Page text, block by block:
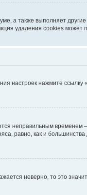
а также выполняет
удаления cookies может
настроек нажмите
неправильным
равно, как и
неверно, то это